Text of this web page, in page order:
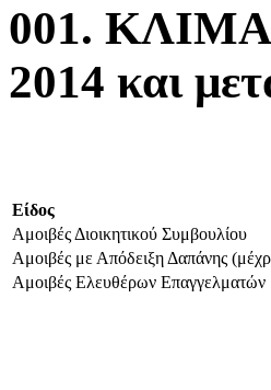
001.
2014 και
Είδος
Αμοιβές Διοικητικού Συμβουλίου
Αμοιβές με Απόδειξη Δαπάνης
Αμοιβές Ελευθέρων Επαγγελματών